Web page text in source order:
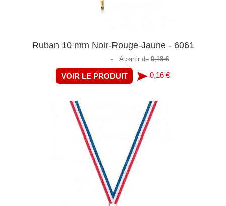
Ruban 10 mm Noir-Rouge-Jaune - 6061
- A partir de 0,18 €
VOIR LE PRODUIT 0,16 €